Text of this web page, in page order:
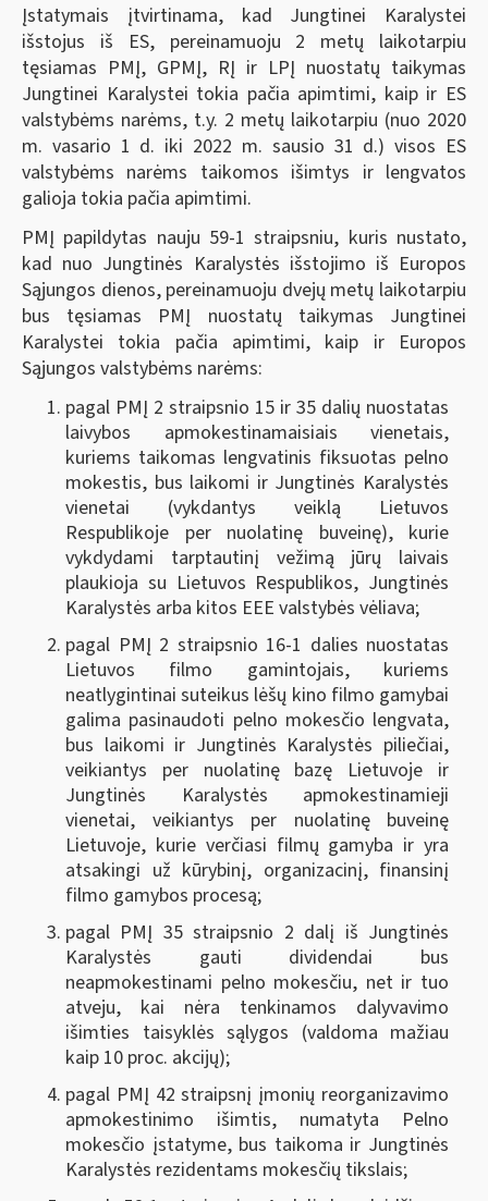
Įstatymais įtvirtinama, kad Jungtinei Karalystei
išstojus iš ES, pereinamuoju 2 metų laikotarpiu
tęsiamas PMĮ, GPMĮ, RĮ ir LPĮ nuostatų taikymas
Jungtinei Karalystei tokia pačia apimtimi, kaip ir ES
valstybėms narėms, t.y. 2 metų laikotarpiu (nuo 2020
m. vasario 1 d. iki 2022 m. sausio 31 d.) visos ES
valstybėms narėms taikomos išimtys ir lengvatos
galioja tokia pačia apimtimi.
PMĮ papildytas nauju 59-1 straipsniu, kuris nustato,
kad nuo Jungtinės Karalystės išstojimo iš Europos
Sąjungos dienos, pereinamuoju dvejų metų laikotarpiu
bus tęsiamas PMĮ nuostatų taikymas Jungtinei
Karalystei tokia pačia apimtimi, kaip ir Europos
Sąjungos valstybėms narėms:
pagal PMĮ 2 straipsnio 15 ir 35 dalių nuostatas
laivybos apmokestinamaisiais vienetais,
kuriems taikomas lengvatinis fiksuotas pelno
mokestis, bus laikomi ir Jungtinės Karalystės
vienetai (vykdantys veiklą Lietuvos
Respublikoje per nuolatinę buveinę), kurie
vykdydami tarptautinį vežimą jūrų laivais
plaukioja su Lietuvos Respublikos, Jungtinės
Karalystės arba kitos EEE valstybės vėliava;
pagal PMĮ 2 straipsnio 16-1 dalies nuostatas
Lietuvos filmo gamintojais, kuriems
neatlygintinai suteikus lėšų kino filmo gamybai
galima pasinaudoti pelno mokesčio lengvata,
bus laikomi ir Jungtinės Karalystės piliečiai,
veikiantys per nuolatinę bazę Lietuvoje ir
Jungtinės Karalystės apmokestinamieji
vienetai, veikiantys per nuolatinę buveinę
Lietuvoje, kurie verčiasi filmų gamyba ir yra
atsakingi už kūrybinį, organizacinį, finansinį
filmo gamybos procesą;
pagal PMĮ 35 straipsnio 2 dalį iš Jungtinės
Karalystės gauti dividendai bus
neapmokestinami pelno mokesčiu, net ir tuo
atveju, kai nėra tenkinamos dalyvavimo
išimties taisyklės sąlygos (valdoma mažiau
kaip 10 proc. akcijų);
pagal PMĮ 42 straipsnį įmonių reorganizavimo
apmokestinimo išimtis, numatyta Pelno
mokesčio įstatyme, bus taikoma ir Jungtinės
Karalystės rezidentams mokesčių tikslais;